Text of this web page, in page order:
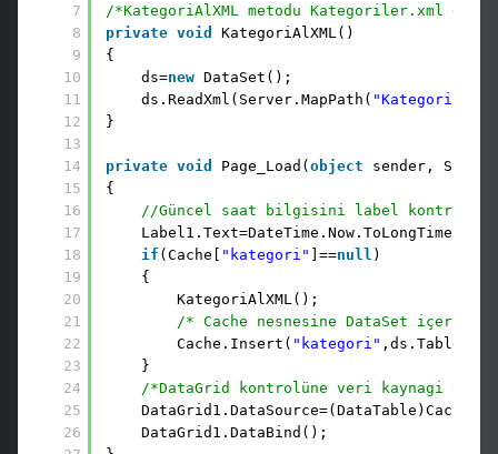
7
8
9
10
11
12
13
14
15
16
17
18
19
20
21
22
23
24
25
26
/*KategoriAlXML metodu Kategoriler.xml
private void
KategoriAlXML()
{
ds=new DataSet();
ds.ReadXml(Server.MapPath(
}
private void Page_Load( object
sender,
{
//Güncel saat bilgisini label
if (Cache[ "kategori" ]==null )
{
KategoriAlXML();
/* Cache nesnesine DataSet
Cache.Insert( "kategori"
}
/*DataGrid kontrolüne veri kaynagi
DataGrid1.DataSource=(DataTable)Cache[
DataGrid1.DataBind();